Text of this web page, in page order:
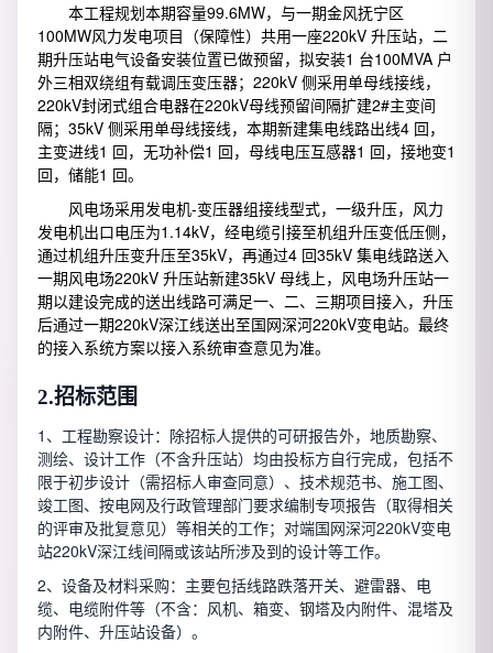
本工程规划本期容量99.6MW，与一期金风抚宁区
100MW风力发电项目（保障性）共用一座220kV 升压站，二
期升压站电气设备安装位置已做预留，拟安装1 台100MVA 户
外三相双绕组有载调压变压器；220kV 侧采用单母线接线，
220kV封闭式组合电器在220kV母线预留间隔扩建2#主变间
隔；35kV 侧采用单母线接线，本期新建集电线路出线4 回，
主变进线1 回，无功补偿1 回，母线电压互感器1 回，接地变1
回，储能1 回。
风电场采用发电机-变压器组接线型式，一级升压，风力
发电机出口电压为1.14kV，经电缆引接至机组升压变低压侧，
通过机组升压变升压至35kV，再通过4 回35kV 集电线路送入
一期风电场220kV 升压站新建35kV 母线上，风电场升压站一
期以建设完成的送出线路可满足一、二、三期项目接入，升压
后通过一期220kV深江线送出至国网深河220kV变电站。最终
的接入系统方案以接入系统审查意见为准。
2.招标范围
1、工程勘察设计：除招标人提供的可研报告外，地质勘察、
测绘、设计工作（不含升压站）均由投标方自行完成，包括不
限于初步设计（需招标人审查同意）、技术规范书、施工图、
竣工图、按电网及行政管理部门要求编制专项报告（取得相关
的评审及批复意见）等相关的工作；对端国网深河220kV变电
站220kV深江线间隔或该站所涉及到的设计等工作。
2、设备及材料采购：主要包括线路跌落开关、避雷器、电
缆、电缆附件等（不含：风机、箱变、钢塔及内附件、混塔及
内附件、升压站设备）。